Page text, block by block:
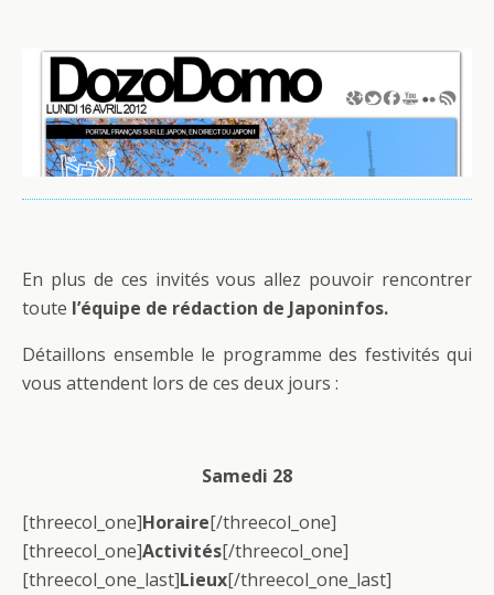
En plus de ces invités vous allez pouvoir rencontrer
toute l’équipe de rédaction de Japoninfos.
Détaillons ensemble le programme des festivités qui
vous attendent lors de ces deux jours :
Samedi 28
[threecol_one]Horaire[/threecol_one]
[threecol_one]Activités[/threecol_one]
[threecol_one_last]Lieux[/threecol_one_last]